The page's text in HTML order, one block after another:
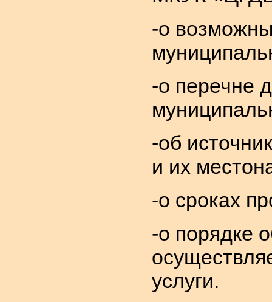
-о
-о перечне
-об
и их
-о сроках
-о порядке
услуги.